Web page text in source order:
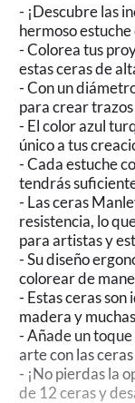
- ¡Descubre las
hermoso
- Colorea tus
estas ceras de
- Con un
para crear
- El color azul
único a tus
- Cada estuche
tendrás
- Las ceras
resistencia, lo
para artistas y
- Su diseño
colorear de
- Estas ceras son
madera y
- Añade un
arte con las
- ¡No pierdas la
de 12 ceras y